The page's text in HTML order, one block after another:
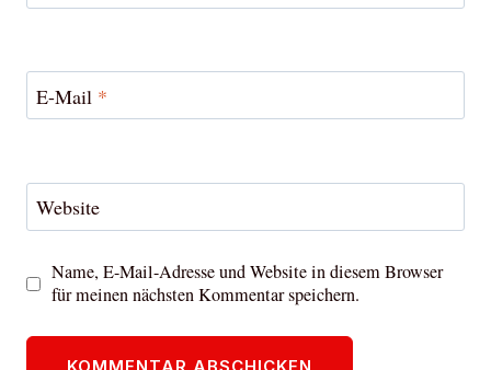
E-Mail *
Website
Name, E-Mail-Adresse und Website in diesem Browser
für meinen nächsten Kommentar speichern.